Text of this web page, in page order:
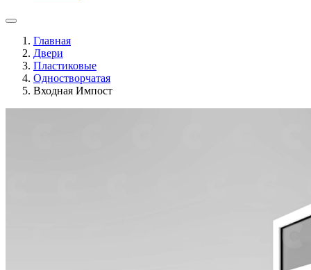
Главная
Двери
Пластиковые
Одностворчатая
Входная Импост